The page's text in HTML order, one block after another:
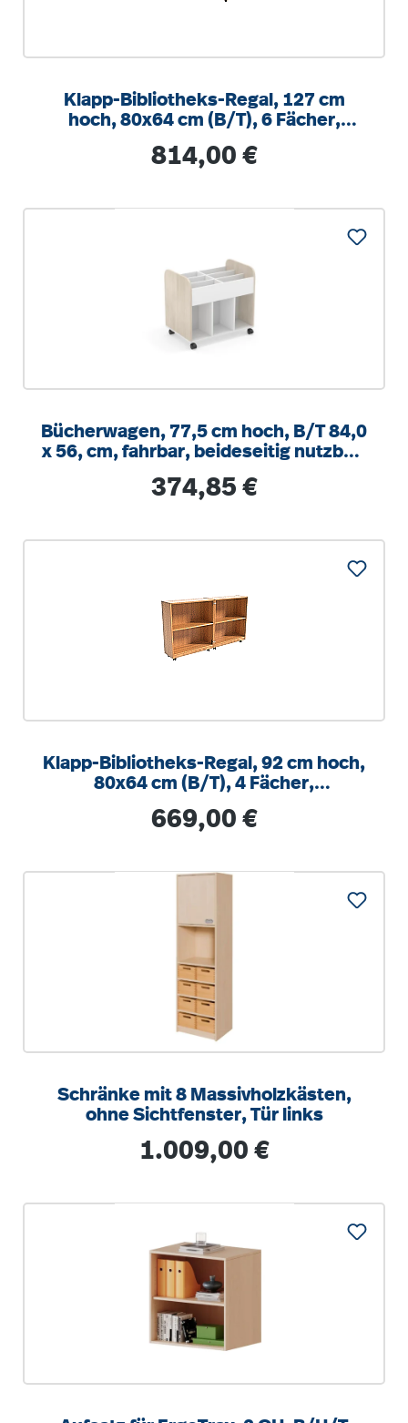
Klapp-Bibliotheks-Regal, 127 cm
hoch, 80x64 cm (B/T), 6 Fächer,
Regulärer Preis:
814,00 €
Bücherwagen, 77,5 cm hoch, B/T 84,0
x 56, cm, fahrbar, beideseitig nutzbar,
Regulärer Preis:
374,85 €
Klapp-Bibliotheks-Regal, 92 cm hoch,
80x64 cm (B/T), 4 Fächer,
Regulärer Preis:
669,00 €
Schränke mit 8 Massivholzkästen,
ohne Sichtfenster, Tür links
Regulärer Preis:
1.009,00 €